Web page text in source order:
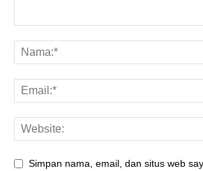
Simpan nama, email, dan situs web